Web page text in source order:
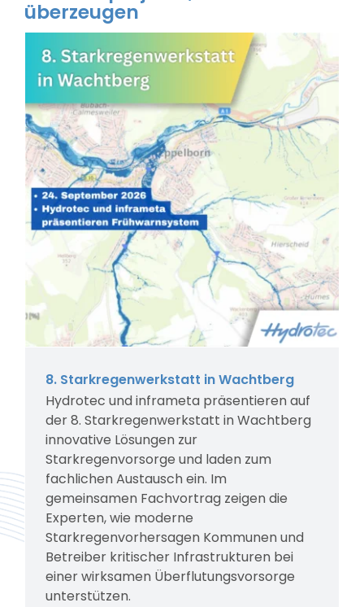
überzeugen
8. Starkregenwerkstatt in Wachtberg
Hydrotec und inframeta präsentieren auf
der 8. Starkregenwerkstatt in Wachtberg
innovative Lösungen zur
Starkregenvorsorge und laden zum
fachlichen Austausch ein. Im
gemeinsamen Fachvortrag zeigen die
Experten, wie moderne
Starkregenvorhersagen Kommunen und
Betreiber kritischer Infrastrukturen bei
einer wirksamen Überflutungsvorsorge
unterstützen.